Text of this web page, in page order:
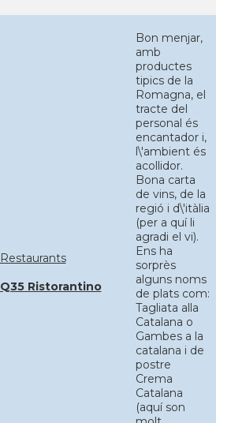
Restaurants
Q35 Ristorantino
Bon menjar,
amb
productes
tipics de la
Romagna, el
tracte del
personal és
encantador i,
l\'ambient és
acollidor.
Bona carta
de vins, de la
regió i d\'itàlia
(per a quí li
agradi el vi).
Ens ha
sorprès
alguns noms
de plats com:
Tagliata alla
Catalana o
Gambes a la
catalana i de
postre
Crema
Catalana
(aquí son